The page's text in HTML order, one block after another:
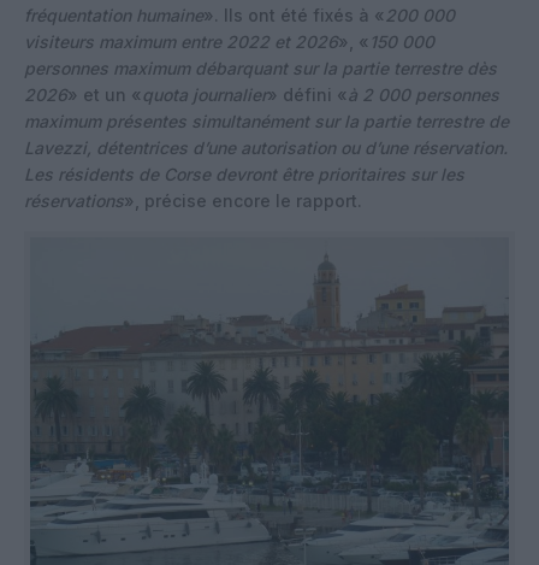
fréquentation humaine». Ils ont été fixés à « 200 000
visiteurs maximum entre 2022 et 2026», « 150 000
personnes maximum débarquant sur la partie terrestre dès
2026» et un « quota journalier» défini «à 2 000 personnes
maximum présentes simultanément sur la partie terrestre de
Lavezzi, détentrices d’une autorisation ou d’une réservation.
Les résidents de Corse devront être prioritaires sur les
réservations», précise encore le rapport.